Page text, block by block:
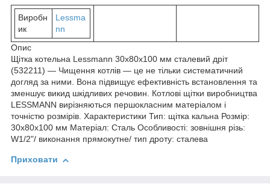
Виробн
ик
Lessma
nn
Опис
Щітка котельна Lessmann 30х80х100 мм сталевий дріт
(532211) — Чищення котлів — це не тільки систематичний
догляд за ними. Вона підвищує ефективність встановлення та
зменшує викид шкідливих речовин. Котлові щітки виробництва
LESSMANN вирізняються першокласним матеріалом і
точністю розмірів. Характеристики Тип: щітка кальна Розмір:
30х80х100 мм Матеріал: Сталь Особливості: зовнішня різь:
W1/2"/ виконання прямокутне/ тип дроту: сталева
Приховати